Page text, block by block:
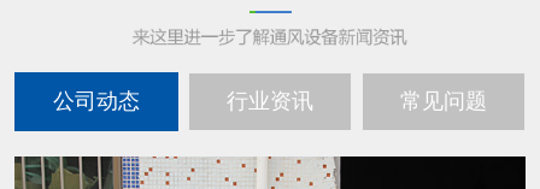
公司动态 行业资讯 常见问题